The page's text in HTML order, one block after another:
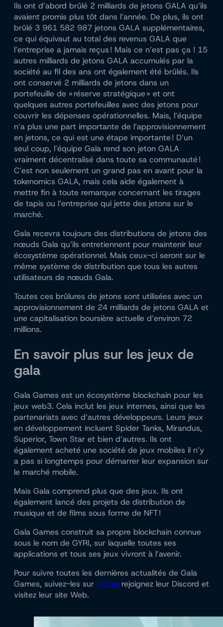
Ils ont d’abord brûlé 2 milliards de jetons GALA qu’ils
avaient promis plus tôt dans l’année. De plus, ils ont
brûlé 3 961 582 987 jetons GALA supplémentaires,
ce qui équivaut au total des revenus GALA que
l’entreprise a jamais reçus ! Mais ce n’est pas ça ! 15
autres milliards de jetons GALA accumulés par la
société au fil des ans ont également été brûlés. Ils
ont conservé 2 milliards de jetons dans un
portefeuille de « réserve stratégique » et ont
quelques autres portefeuilles avec des jetons pour
couvrir les dépenses opérationnelles. Mais, l’équipe
n’a plus une part importante de l’approvisionnement
en jetons, ce qui est une étape importante ! D’un
seul coup, l’équipe Gala rend son jeton GALA
vraiment décentralisé dans toute sa communauté !
C’est non seulement un grand pas en avant pour la
tokenomics GALA, mais cela aide également à
mettre fin à toute remarque concernant les tirages
de tapis ou l’entreprise qui jette des jetons sur le
marché.
Gala recevra toujours des distributions de jetons des
nœuds Gala qu’ils entretiennent pour maintenir leur
écosystème opérationnel. Mais ceux-ci seront sur le
même système de distribution que tous les autres
utilisateurs de nœuds Gala.
Toutes ces brûlures de jetons sont utilisées avec un
approvisionnement de 24 milliards de jetons GALA et
une capitalisation boursière actuelle d’environ 72
millions.
En savoir plus sur les jeux de
gala
Gala Games est un écosystème blockchain pour les
jeux web3. Cela inclut les jeux internes, ainsi que les
partenariats avec d’autres développeurs. Leurs jeux
en développement incluent Spider Tanks, Mirandus,
Superior, Town Star et bien d’autres. Ils ont
également acheté une société de jeux mobiles il n’y
a pas si longtemps pour démarrer leur expansion sur
le marché mobile.
Mais Gala comprend plus que des jeux. Ils ont
également lancé des projets de distribution de
musique et de films sous forme de NFT !
Gala Games construit sa propre blockchain connue
sous le nom de GYRI, sur laquelle toutes ses
applications et tous ses jeux vivront à l’avenir.
Pour suivre toutes les dernières actualités de Gala
Games, suivez-les sur Twitterrejoignez leur Discord et
visitez leur site Web.